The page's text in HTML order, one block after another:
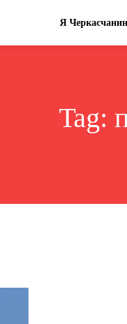
Я Черкасчанин
Tag: